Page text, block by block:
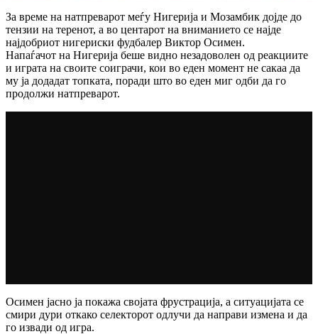
За време на натпреварот меѓу Нигерија и Мозамбик дојде до
тензии на теренот, а во центарот на вниманието се најде
најдобриот нигериски фудбалер Виктор Осимен.
Напаѓачот на Нигерија беше видно незадоволен од реакциите
и играта на своите соиграчи, кои во еден момент не сакаа да
му ја додадат топката, поради што во еден миг одби да го
продолжи натпреварот.
Осимен јасно ја покажа својата фрустрација, а ситуацијата се
смири дури откако селекторот одлучи да направи измена и да
го извади од игра.